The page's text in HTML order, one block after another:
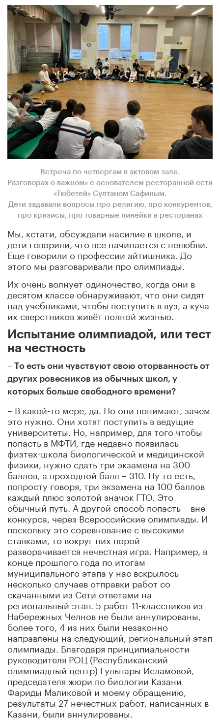
Встреча по четвергам в актовом зале.
Разговорах о важном» с основателем ресторанной сети
«Тюбетей» Султаном Сафиным.
Дети задавали вопросы про религию, про конкурентов,
про кризисы, про товарные линейки в ресторанах
Мы, кстати, обсуждали насилие в школе, и
дети говорили, что все начинается с нелюбви.
Еще говорили о профессии айтишника. До
этого мы разговаривали про олимпиады.
Их очень волнует одиночество, когда они в
десятом классе обнаруживают, что они сидят
над учебниками, чтобы поступить в вуз, а куча
их сверстников живёт полной жизнью.
Испытание олимпиадой, или тест
на честность
– То есть они чувствуют свою оторванность от
других ровесников из обычных школ, у
которых больше свободного времени?
– В какой-то мере, да. Но они понимают, зачем
это нужно. Они хотят поступить в ведущие
университеты. Но, например, для того чтобы
попасть в МФТИ, где недавно появилась
физтех-школа биологической и медицинской
физики, нужно сдать три экзамена на 300
баллов, а проходной балл – 310. Ну то есть,
попросту говоря, три экзамена на 100 баллов
каждый плюс золотой значок ГТО. Это
обычный путь. А другой способ попасть – вне
конкурса, через Всероссийские олимпиады. И
поскольку это соревнование с высокими
ставками, то вокруг них порой
разворачивается нечестная игра. Например, в
конце прошлого года по итогам
муниципального этапа у нас вскрылось
несколько случаев отправки работ со
скачанными из Сети ответами на
региональный этап. 5 работ 11-классников из
Набережных Челнов не были аннулированы,
более того, 4 из них были незаконно
направлены на следующий, региональный этап
олимпиады. Благодаря принципиальности
руководителя РОЦ (Республиканский
олимпиадный центр) Гульнары Исламовой,
председателя жюри по биологии Казани
Фариды Маликовой и моему обращению,
результаты 27 нечестных работ, написанных в
Казани, были аннулированы.